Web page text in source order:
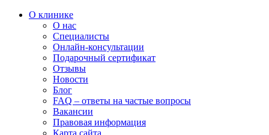
О клинике
О нас
Специалисты
Онлайн-консультации
Подарочный сертификат
Отзывы
Новости
Блог
FAQ – ответы на частые вопросы
Вакансии
Правовая информация
Карта сайта